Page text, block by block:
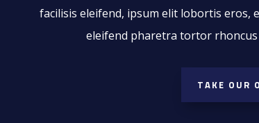
facilisis eleifend, ipsum elit lobortis eros,
eleifend pharetra tortor rhoncus
TAKE OUR